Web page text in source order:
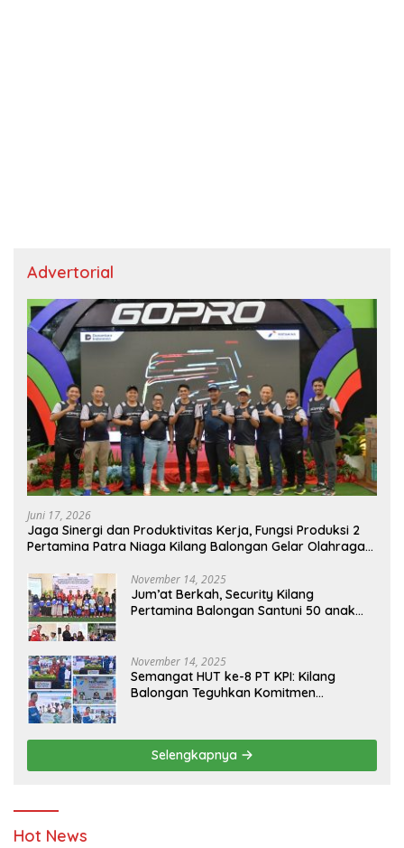
Advertorial
Juni 17, 2026
Jaga Sinergi dan Produktivitas Kerja, Fungsi Produksi 2
Pertamina Patra Niaga Kilang Balongan Gelar Olahraga
November 14, 2025
Jum’at Berkah, Security Kilang
Pertamina Balongan Santuni 50 anak
November 14, 2025
Semangat HUT ke-8 PT KPI: Kilang
Balongan Teguhkan Komitmen
Pendidikan
Selengkapnya
Hot News